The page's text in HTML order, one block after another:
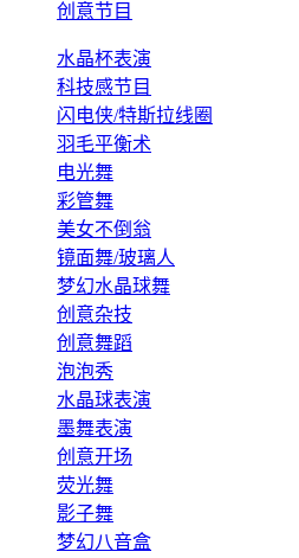
创意节目
水晶杯表演
科技感节目
闪电侠/特斯拉线圈
羽毛平衡术
电光舞
彩管舞
美女不倒翁
镜面舞/玻璃人
梦幻水晶球舞
创意杂技
创意舞蹈
泡泡秀
水晶球表演
墨舞表演
创意开场
荧光舞
影子舞
梦幻八音盒